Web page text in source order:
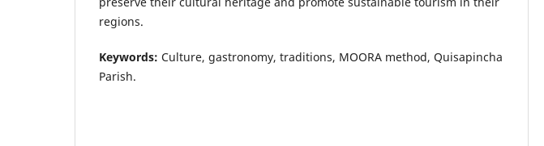
regions.
Keywords: Culture, gastronomy, traditions, MOORA method, Quisapincha
Parish.